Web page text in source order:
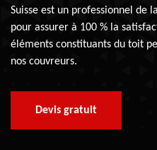
Suisse est un professionnel de
pour assurer à 100 % la
éléments constituants du toit
nos couvreurs.
Devis gratuit